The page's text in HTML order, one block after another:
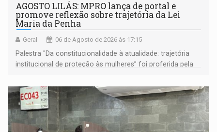
AGOSTO LILÁS: MPRO lança de portal e
promove reflexão sobre trajetória da Lei
Maria da Penha
Geral 06 de Agosto de 2026 às 17:15
Palestra "Da constitucionalidade à atualidade: trajetória
institucional de proteção às mulheres” foi proferida pela
Goiás